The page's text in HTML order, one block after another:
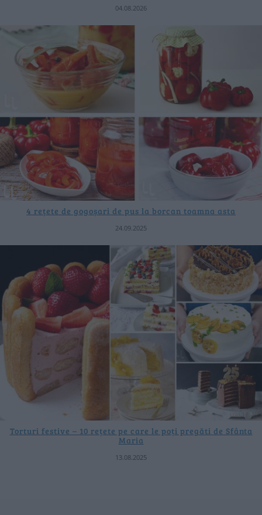
04.08.2026
4 rețete de gogoșari de pus la borcan toamna asta
24.09.2025
Torturi festive – 10 rețete pe care le poți pregăti de Sfânta
Maria
13.08.2025